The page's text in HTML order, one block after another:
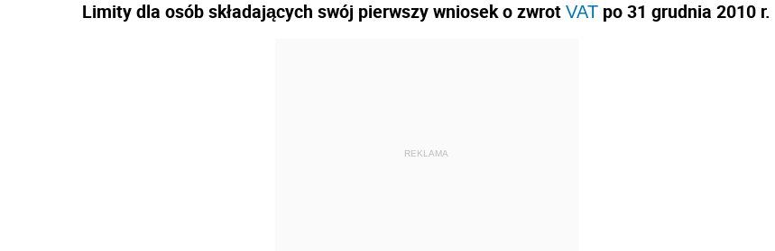
Limity dla osób składających swój pierwszy wniosek o zwrot VAT po 31 grudnia 2010 r.
REKLAMA